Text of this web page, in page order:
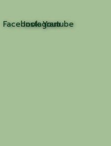
FacebookInstagram
Youtube